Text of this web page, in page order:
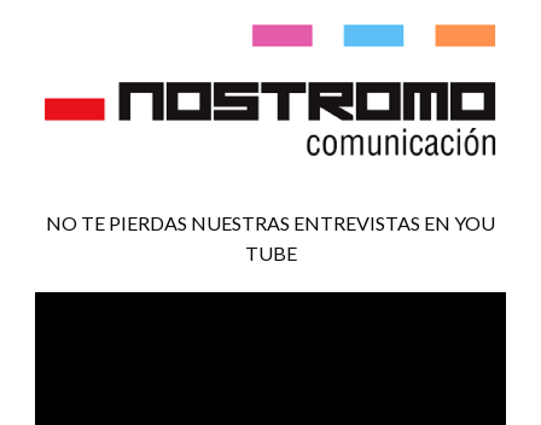
NO TE PIERDAS NUESTRAS ENTREVISTAS EN YOU
TUBE